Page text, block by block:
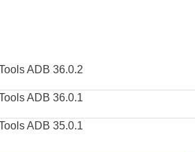
ADB 36.0.2
ADB 36.0.1
ADB 35.0.1